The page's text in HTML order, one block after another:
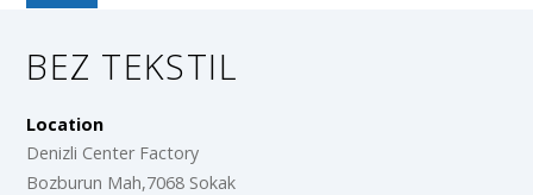
BEZ TEKSTIL
Location
Denizli Center Factory
Bozburun Mah,7068 Sokak